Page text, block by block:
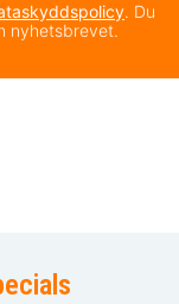
. Du
nyhetsbrevet.